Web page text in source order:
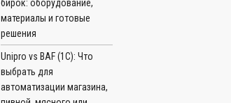
бирок: оборудование,
материалы и готовые
решения
Unipro vs BAF (1С): Что
выбрать для
автоматизации магазина,